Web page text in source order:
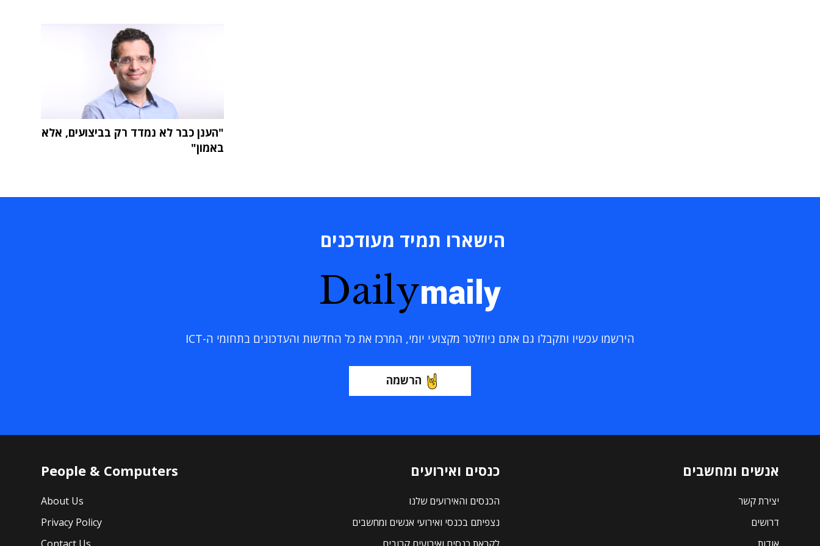
"הענן כבר לא נמדד רק בביצועים, אלא
באמון"
הישארו תמיד מעודכנים
Dailymaily
הירשמו עכשיו ותקבלו גם אתם ניוזלטר מקצועי יומי, המרכז את כל החדשות והעדכונים בתחומי ה-ICT
הרשמה
אנשים ומחשבים
יצירת קשר
דרושים
כנסים ואירועים
הכנסים והאירועים שלנו
נצפיתם בכנסי ואירועי אנשים ומחשבים
People & Computers
About Us
Privacy Policy